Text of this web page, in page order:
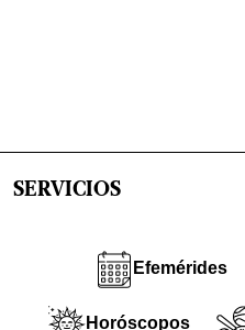
SERVICIOS
Efemérides
Horóscopos